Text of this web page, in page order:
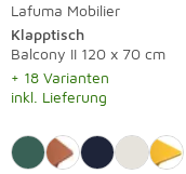
Lafuma Mobilier
Klapptisch
Balcony II 120 x 70 cm
+ 18 Varianten
inkl. Lieferung